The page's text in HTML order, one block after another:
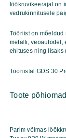
löökruvikeerajal on
vedrukinnitusele
Tööriist on mõeldud
metalli, veoautodel,
ehituses ning lisaks
Tööriistal GDS 30
Toote
Parim võimas